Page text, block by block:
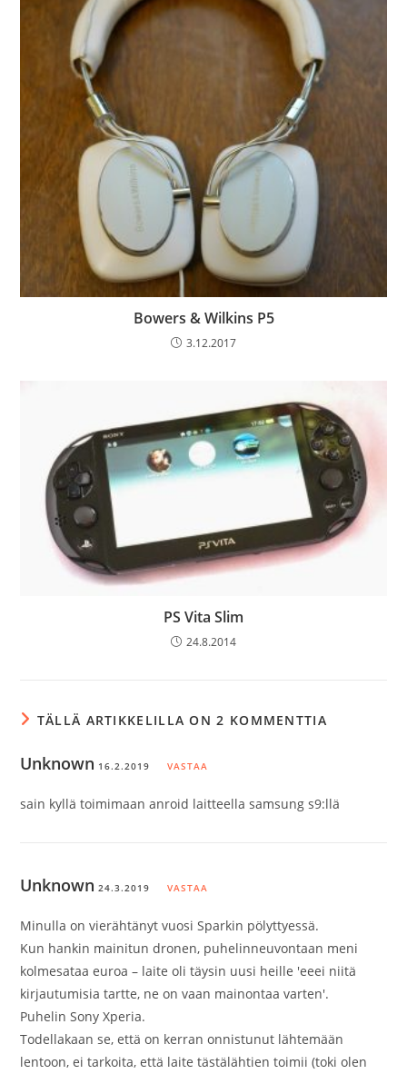
Bowers & Wilkins P5
3.12.2017
PS Vita Slim
24.8.2014
TÄLLÄ ARTIKKELILLA ON 2 KOMMENTTIA
Unknown 16.2.2019 VASTAA
sain kyllä toimimaan anroid laitteella samsung s9:llä
Unknown 24.3.2019 VASTAA
Minulla on vierähtänyt vuosi Sparkin pölyttyessä.
Kun hankin mainitun dronen, puhelinneuvontaan meni
kolmesataa euroa – laite oli täysin uusi heille 'eeei niitä
kirjautumisia tartte, ne on vaan mainontaa varten'.
Puhelin Sony Xperia.
Todellakaan se, että on kerran onnistunut lähtemään
lentoon, ei tarkoita, että laite tästälähtien toimii (toki olen